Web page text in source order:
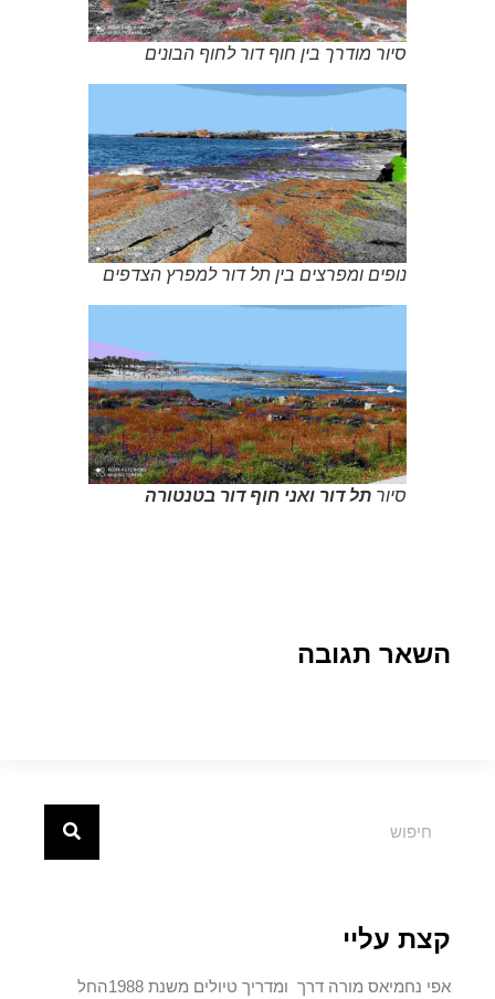
סיור מודרך בין חוף דור לחוף הבונים
נופים ומפרצים בין תל דור למפרץ הצדפים
סיור תל דור ואני חוף דור בטנטורה
השאר תגובה
קצת עליי
אפי נחמיאס מורה דרך ומדריך טיולים משנת 1988החל